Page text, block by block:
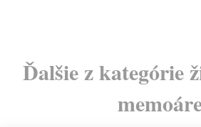
Ďalšie z kategórie